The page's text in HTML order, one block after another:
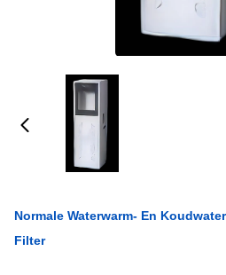
Normale Waterwarm- En
Filter